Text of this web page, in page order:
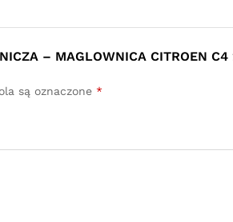
– MAGLOWNICA CITROEN
są oznaczone *